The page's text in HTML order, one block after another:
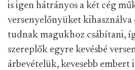
is igen hátrányos a két cég
versenyelőnyüket
tudnak magukhoz csábítani,
szereplők egyre kevésbé
árbevételük, kevesebb embert